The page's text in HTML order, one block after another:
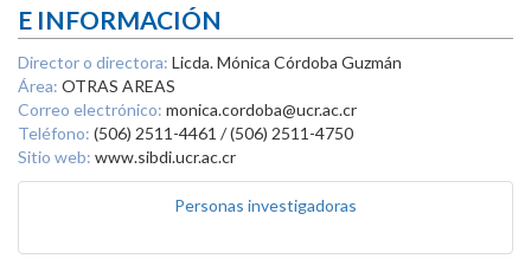
E INFORMACIÓN
Director o directora: Licda. Mónica Córdoba Guzmán
Área: OTRAS AREAS
Correo electrónico: monica.cordoba@ucr.ac.cr
Teléfono: (506) 2511-4461 / (506) 2511-4750
Sitio web: www.sibdi.ucr.ac.cr
Personas investigadoras